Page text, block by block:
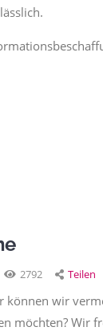
2792 Teilen
können wir
möchten? Wir